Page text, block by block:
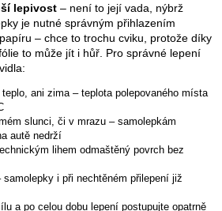
lepivost – není to její vada, nýbrž
je nutné správným přihlazením
– chce to trochu cviku, protože díky
to může jít i hůř. Pro správné lepení
ani zima – teplota polepovaného místa
slunci, či v mrazu – samolepkám
autě nedrží
lihem odmaštěný povrch bez
i při nechtěném přilepení již
a po celou dobu lepení postupujte opatrně